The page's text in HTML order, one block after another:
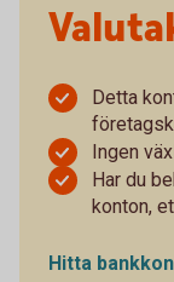
Detta
Ingen
Har du
konton,
Hitta